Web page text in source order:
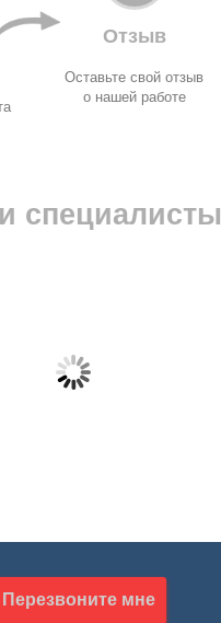
Отзыв
Оставьте свой отзыв
о нашей работе
специалисты
СБКТС, СРО, лицензии,
Перезвоните мне